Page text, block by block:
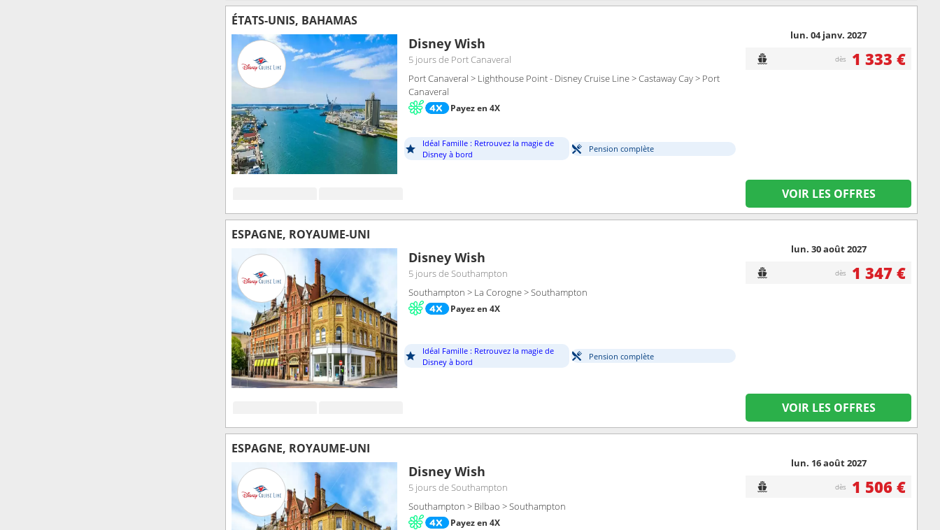
ÉTATS-UNIS, BAHAMAS
Disney Wish
5 joursde Port Canaveral
Port Canaveral > Lighthouse Point - Disney Cruise Line > Castaway Cay > Port
Canaveral
Payez en 4X
Idéal Famille : Retrouvez la magie de
Disney à bord
Pension complète
lun. 04 janv. 2027
dès 1 333 €
VOIR LES OFFRES
ESPAGNE, ROYAUME-UNI
Disney Wish
5 joursde Southampton
Southampton > La Corogne > Southampton
Payez en 4X
Idéal Famille : Retrouvez la magie de
Disney à bord
Pension complète
lun. 30 août 2027
dès 1 347 €
VOIR LES OFFRES
ESPAGNE, ROYAUME-UNI
Disney Wish
5 joursde Southampton
Southampton > Bilbao > Southampton
Payez en 4X
lun. 16 août 2027
dès 1 506 €